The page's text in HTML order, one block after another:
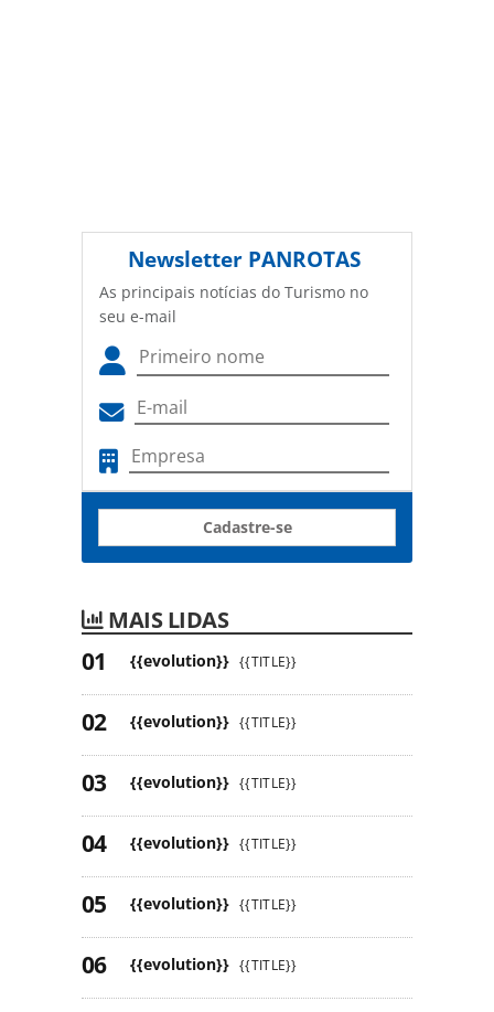
Newsletter PANROTAS
As principais notícias do Turismo no
seu e-mail
Cadastre-se
MAIS LIDAS
{{evolution}} {{TITLE}}
{{evolution}} {{TITLE}}
{{evolution}} {{TITLE}}
{{evolution}} {{TITLE}}
{{evolution}} {{TITLE}}
{{evolution}} {{TITLE}}